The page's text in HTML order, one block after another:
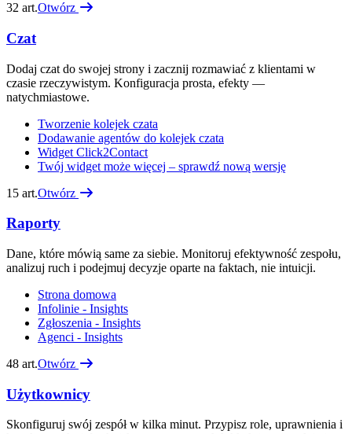
32 art.Otwórz
Czat
Dodaj czat do swojej strony i zacznij rozmawiać z klientami w
czasie rzeczywistym. Konfiguracja prosta, efekty —
natychmiastowe.
Tworzenie kolejek czata
Dodawanie agentów do kolejek czata
Widget Click2Contact
Twój widget może więcej – sprawdź nową wersję
15 art.Otwórz
Raporty
Dane, które mówią same za siebie. Monitoruj efektywność zespołu,
analizuj ruch i podejmuj decyzje oparte na faktach, nie intuicji.
Strona domowa
Infolinie - Insights
Zgłoszenia - Insights
Agenci - Insights
48 art.Otwórz
Użytkownicy
Skonfiguruj swój zespół w kilka minut. Przypisz role, uprawnienia i